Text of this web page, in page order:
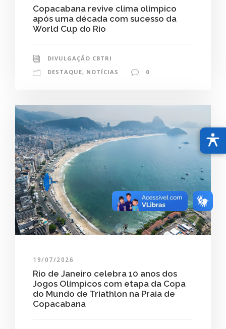
Copacabana revive clima olímpico
após uma década com sucesso da
World Cup do Rio
DIVULGAÇÃO CBTRI
DESTAQUE, NOTÍCIAS 0
19/07/2026
Rio de Janeiro celebra 10 anos dos
Jogos Olímpicos com etapa da Copa
do Mundo de Triathlon na Praia de
Copacabana